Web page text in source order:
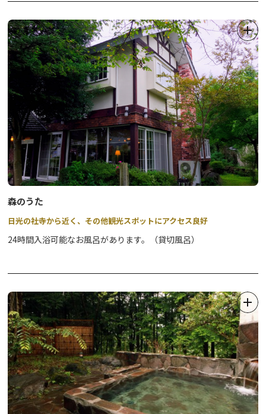
森のうた
日光の社寺から近く、その他観光スポットにアクセス良好
24時間入浴可能なお風呂があります。（貸切風呂）